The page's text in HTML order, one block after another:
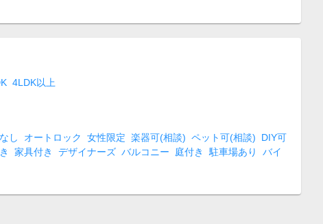
4LDK以上
し オートロック 女性限定 楽器可(相談) ペット可(相談)
DIY可
家具付き デザイナーズ バルコニー 庭付き 駐車場あり
バイ